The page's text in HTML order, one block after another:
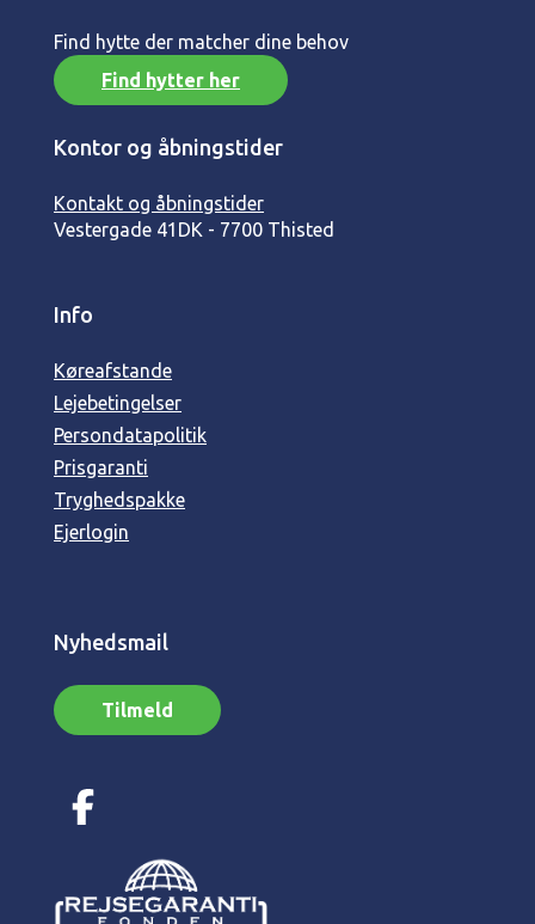
Find hytte der matcher dine behov
Find hytter her
Kontor og åbningstider
Kontakt og åbningstider
Vestergade 41 DK - 7700 Thisted
Info
Køreafstande
Lejebetingelser
Persondatapolitik
Prisgaranti
Tryghedspakke
Ejerlogin
Nyhedsmail
Tilmeld